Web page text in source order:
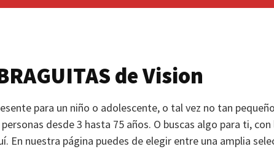
de Vision
para un niño o adolescente, o tal vez no tan
desde 3 hasta 75 años. O buscas algo para ti,
En nuestra página puedes de elegir entre una amplia